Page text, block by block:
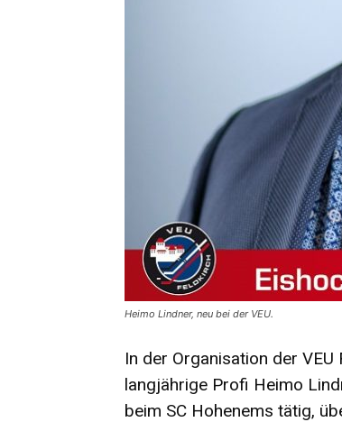
Heimo Lindner, neu bei der VEU.
In der Organisation der
langjährige Profi Heimo
beim SC Hohenems tätig,